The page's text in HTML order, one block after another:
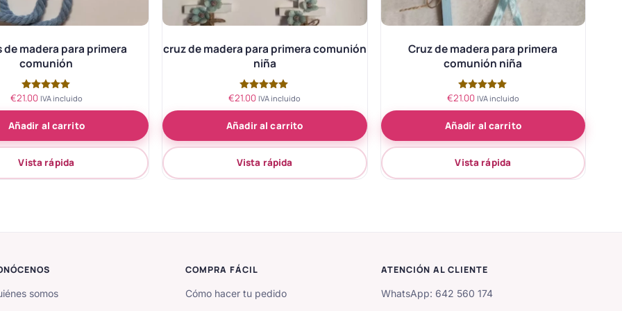
de madera para primera
comunión
Valorado
de 5
€21.00 IVA incluido
Añadir al carrito
Vista rápida
cruz de madera para primera comunión
niña
Valorado
de 5
€21.00 IVA incluido
Añadir al carrito
Vista rápida
Cruz de madera para primera
comunión niña
Valorado
de 5
€21.00 IVA incluido
Añadir al carrito
Vista rápida
somos
COMPRA FÁCIL
Cómo hacer tu pedido
ATENCIÓN AL CLIENTE
WhatsApp: 642 560 174